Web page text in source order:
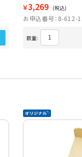
￥3,269 (税込)
お申込番号：8-612-
数量: